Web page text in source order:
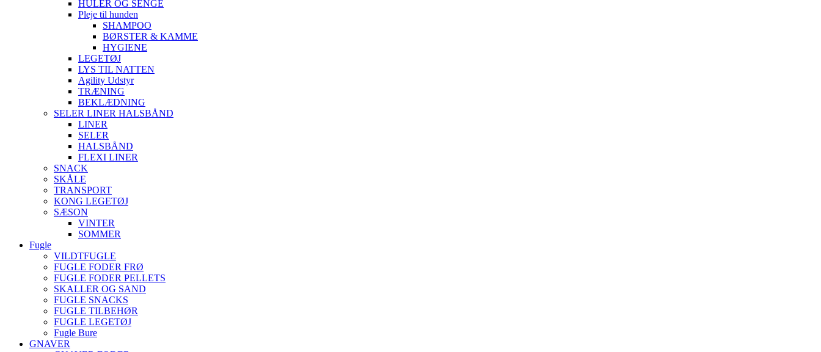
HULER OG SENGE
Pleje til hunden
SHAMPOO
BØRSTER & KAMME
HYGIENE
LEGETØJ
LYS TIL NATTEN
Agility Udstyr
TRÆNING
BEKLÆDNING
SELER LINER HALSBÅND
LINER
SELER
HALSBÅND
FLEXI LINER
SNACK
SKÅLE
TRANSPORT
KONG LEGETØJ
SÆSON
VINTER
SOMMER
Fugle
VILDTFUGLE
FUGLE FODER FRØ
FUGLE FODER PELLETS
SKALLER OG SAND
FUGLE SNACKS
FUGLE TILBEHØR
FUGLE LEGETØJ
Fugle Bure
GNAVER